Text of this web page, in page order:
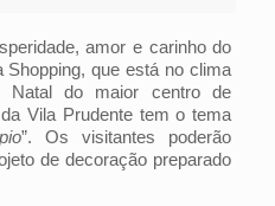
amor e carinho do
Shopping, que está no clima
Natal do maior centro de
Vila Prudente tem o tema
”. Os visitantes poderão
de decoração preparado